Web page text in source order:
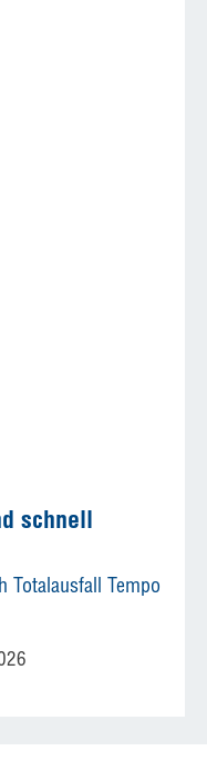
schnell
Totalausfall Tempo